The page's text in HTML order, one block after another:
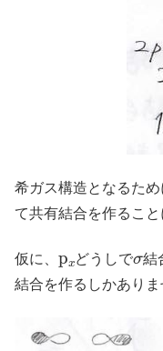
希ガス構造となるた
て共有結合を作ること
仮に、 どうしで 結
結合を作るしかありま